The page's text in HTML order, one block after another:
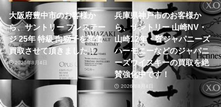
大阪府豊中市のお客様か
ら、サントリー プレステー
ジ 25年 特級 向獅子を高価
買取させて頂きました！
2026年8月4日
兵庫県神戸市のお客様か
ら、サントリー 山崎NV・
山崎12年・響ジャパニーズ
ハーモニーなどのジャパニ
ーズウイスキーの買取を絶
賛強化中です！
2026年8月4日